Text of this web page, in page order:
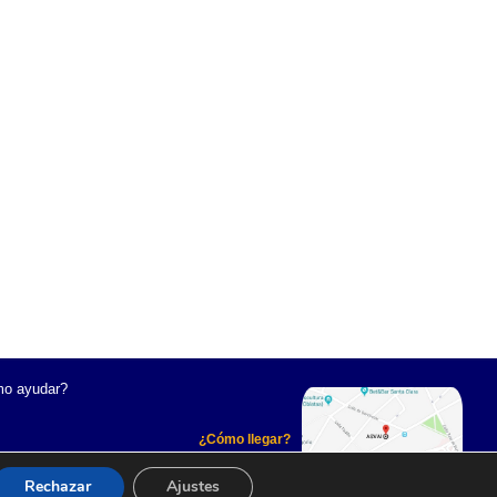
ayudar?
¿Cómo llegar?
Rechazar Ajustes